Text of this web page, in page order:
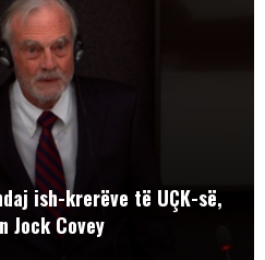
ish-krerëve të UÇK-së,
Jock Covey